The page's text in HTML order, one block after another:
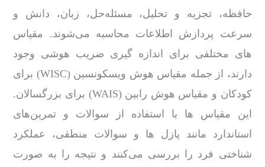
حافظه، تجزیه و تحلیل، مسئله‌حل، زبان، دانش و
سرعت پردازش اطلاعات محاسبه می‌شوند. مقیاس
‌های مختلفی برای اندازه ‌گیری ضریب هوشی وجود
دارند، از جمله مقیاس هوش ویسکونسین (WISC) برای
کودکان و مقیاس هوش رابین (WAIS) برای بزرگسالان.
این مقیاس ‌ها با استفاده از سوالات و تمرین‌های
استاندارد مانند پازل ‌ها و سوالات منطقی، عملکرد
شناختی فرد را بررسی می‌کنند و نتیجه را به صورت